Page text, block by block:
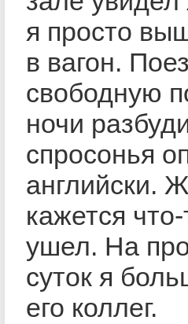
я просто
в вагон.
свободную
ночи
спросонья
английски.
кажется
ушел. На
суток я
его коллег.